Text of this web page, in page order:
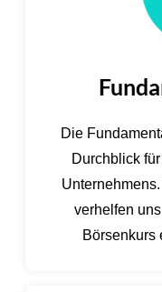
Die
Durchblick
verhelfen
Börsenkurs